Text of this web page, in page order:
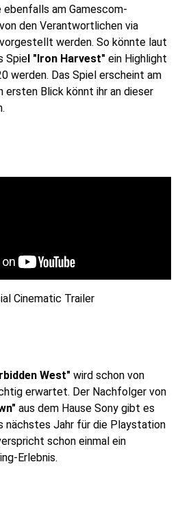
am Gamescom-
den Verantwortlichen via
werden. So könnte laut
Spiel "Iron Harvest" ein Highlight
werden. Das Spiel erscheint am
ersten Blick könnt ihr an dieser
Cinematic Trailer
West" wird schon von
erwartet. Der Nachfolger von
aus dem Hause Sony gibt es
nächstes Jahr für die Playstation
schon einmal ein
Erlebnis.